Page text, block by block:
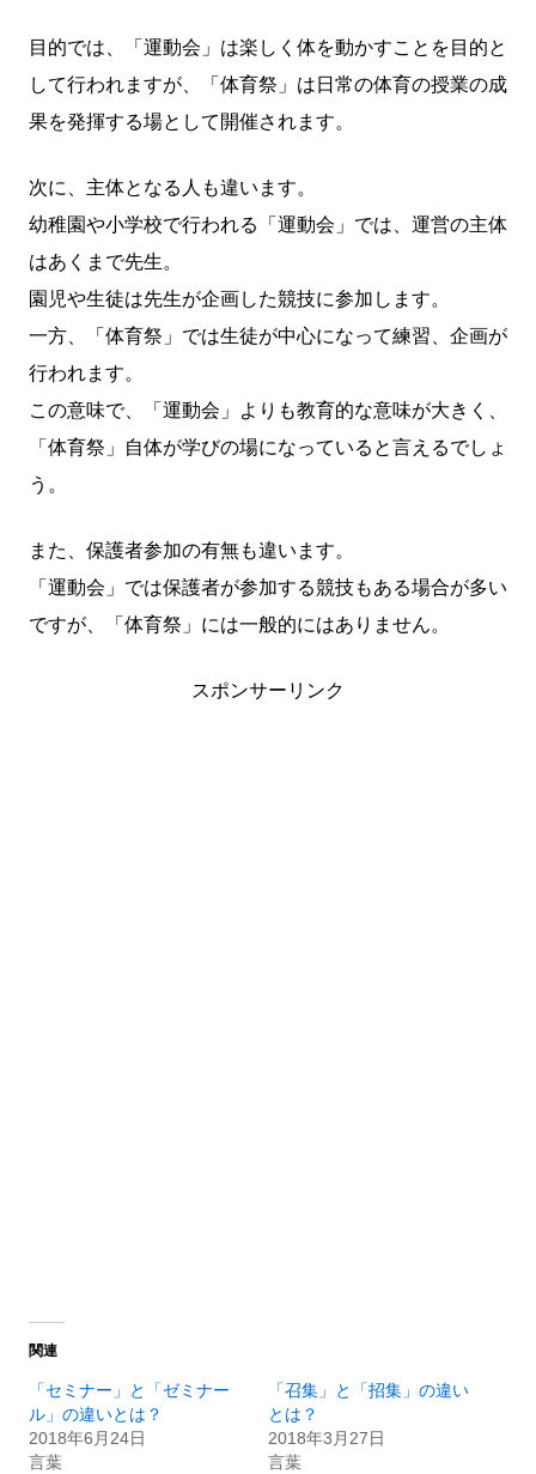
目的では、「運動会」は楽しく体を動かすことを目的と
して行われますが、「体育祭」は日常の体育の授業の成
果を発揮する場として開催されます。
次に、主体となる人も違います。
幼稚園や小学校で行われる「運動会」では、運営の主体
はあくまで先生。
園児や生徒は先生が企画した競技に参加します。
一方、「体育祭」では生徒が中心になって練習、企画が
行われます。
この意味で、「運動会」よりも教育的な意味が大きく、
「体育祭」自体が学びの場になっていると言えるでしょ
う。
また、保護者参加の有無も違います。
「運動会」では保護者が参加する競技もある場合が多い
ですが、「体育祭」には一般的にはありません。
スポンサーリンク
関連
「セミナー」と「ゼミナー
ル」の違いとは？
2018年6月24日
言葉
「召集」と「招集」の違い
とは？
2018年3月27日
言葉